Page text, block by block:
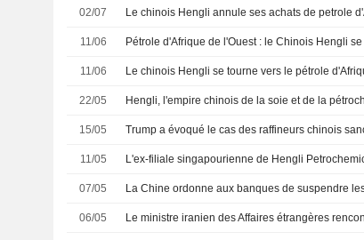
02/07
11/06
11/06
22/05
15/05
11/05
07/05
06/05